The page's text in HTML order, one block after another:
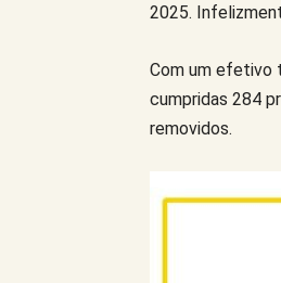
2025.
Com um efetivo
cumpridas 284
removidos.